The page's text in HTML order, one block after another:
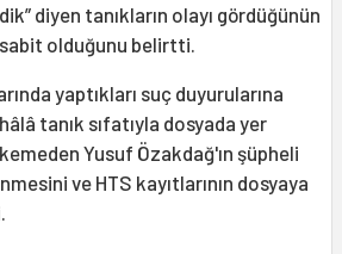
diyen tanıkların olayı gördüğünün
olduğunu belirtti.
yaptıkları suç duyurularına
tanık sıfatıyla dosyada yer
Yusuf Özakdağ'ın şüpheli
ve HTS kayıtlarının dosyaya